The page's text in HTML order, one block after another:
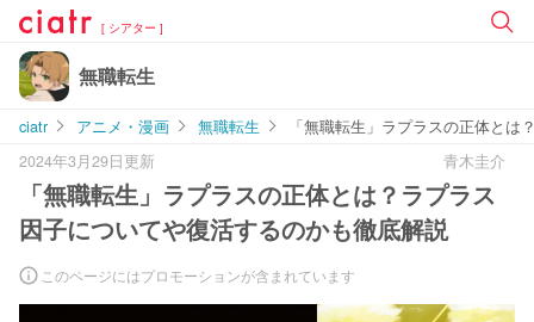
[ シアター ]
無職転生
ciatr アニメ・漫画 無職転生
「無職転生」ラプラスの正体と
2024年3月29日更新
青木圭介
「無職転生」ラプラスの正体とは？ラプラス
因子についてや復活するのかも徹底解説
このページにはプロモーションが含まれています